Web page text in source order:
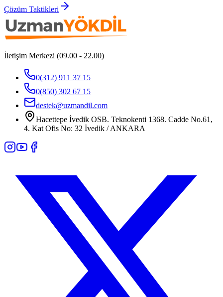
Çözüm Taktikleri
İletişim Merkezi (09.00 - 22.00)
0(312) 911 37 15
0(850) 302 67 15
destek@uzmandil.com
Hacettepe İvedik OSB. Teknokenti 1368. Cadde No.61,
4. Kat Ofis No: 32 İvedik / ANKARA